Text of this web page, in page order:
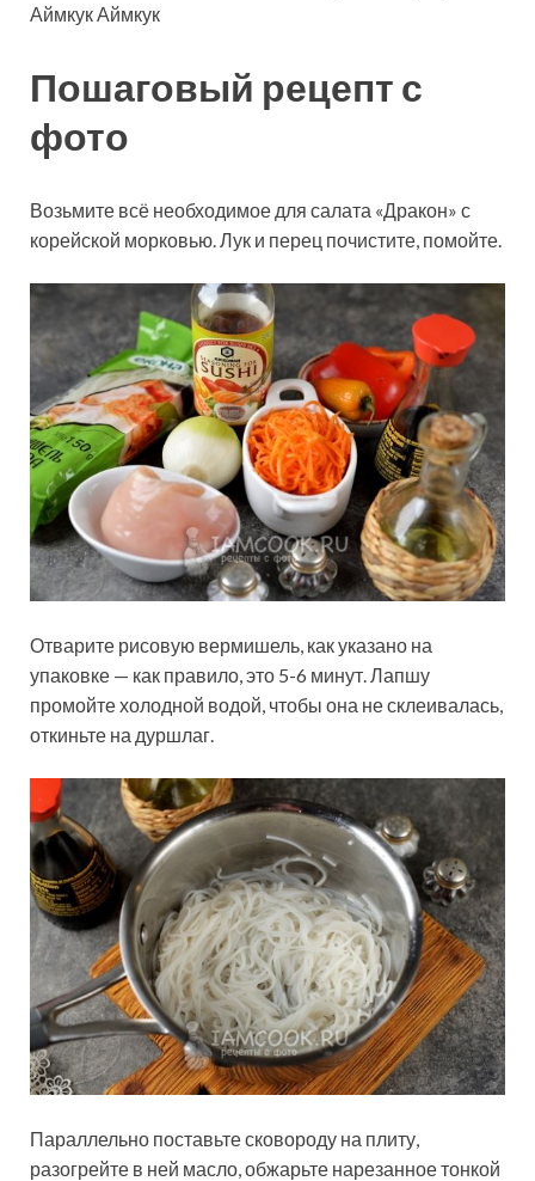
Аймкук Аймкук
Пошаговый рецепт с
фото
Возьмите всё необходимое для салата «Дракон» с
корейской морковью. Лук и перец почистите, помойте.
Отварите рисовую вермишель, как указано на
упаковке — как правило, это 5-6 минут. Лапшу
промойте холодной водой, чтобы она не склеивалась,
откиньте на дуршлаг.
Параллельно поставьте сковороду на плиту,
разогрейте в ней масло, обжарьте нарезанное тонкой